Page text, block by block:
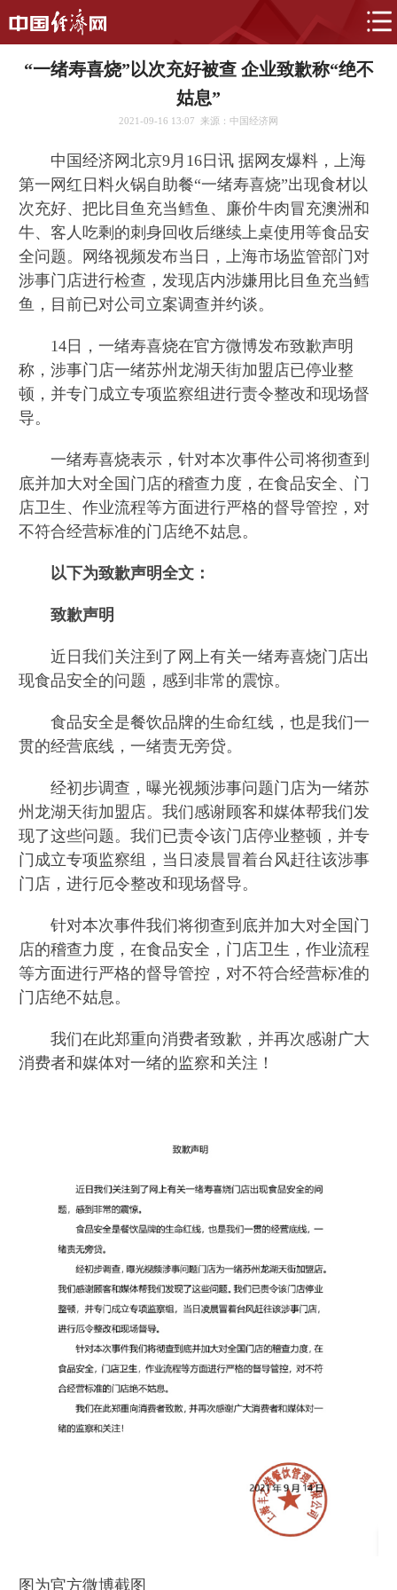
“一绪寿喜烧”以次充好被查 企业致歉称“绝不
姑息”
2021-09-16 13:07 来源：中国经济网
中国经济网北京9月16日讯 据网友爆料，上海
第一网红日料火锅自助餐“一绪寿喜烧”出现食材以
次充好、把比目鱼充当鳕鱼、廉价牛肉冒充澳洲和
牛、客人吃剩的刺身回收后继续上桌使用等食品安
全问题。网络视频发布当日，上海市场监管部门对
涉事门店进行检查，发现店内涉嫌用比目鱼充当鳕
鱼，目前已对公司立案调查并约谈。
14日，一绪寿喜烧在官方微博发布致歉声明
称，涉事门店一绪苏州龙湖天街加盟店已停业整
顿，并专门成立专项监察组进行责令整改和现场督
导。
一绪寿喜烧表示，针对本次事件公司将彻查到
底并加大对全国门店的稽查力度，在食品安全、门
店卫生、作业流程等方面进行严格的督导管控，对
不符合经营标准的门店绝不姑息。
以下为致歉声明全文：
致歉声明
近日我们关注到了网上有关一绪寿喜烧门店出
现食品安全的问题，感到非常的震惊。
食品安全是餐饮品牌的生命红线，也是我们一
贯的经营底线，一绪责无旁贷。
经初步调查，曝光视频涉事问题门店为一绪苏
州龙湖天街加盟店。我们感谢顾客和媒体帮我们发
现了这些问题。我们已责令该门店停业整顿，并专
门成立专项监察组，当日凌晨冒着台风赶往该涉事
门店，进行厄令整改和现场督导。
针对本次事件我们将彻查到底并加大对全国门
店的稽查力度，在食品安全，门店卫生，作业流程
等方面进行严格的督导管控，对不符合经营标准的
门店绝不姑息。
我们在此郑重向消费者致歉，并再次感谢广大
消费者和媒体对一绪的监察和关注！
图为官方微博截图